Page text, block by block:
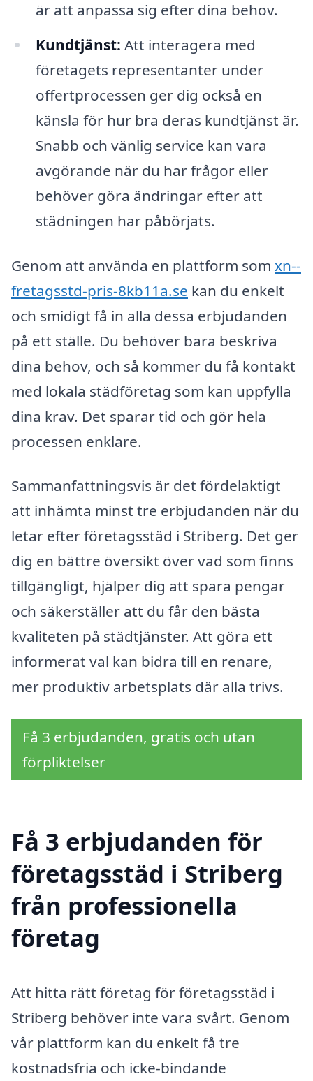
är att anpassa sig efter dina behov.
Kundtjänst: Att interagera med
företagets representanter under
offertprocessen ger dig också en
känsla för hur bra deras kundtjänst är.
Snabb och vänlig service kan vara
avgörande när du har frågor eller
behöver göra ändringar efter att
städningen har påbörjats.
Genom att använda en plattform som xn--
fretagsstd-pris-8kb11a.se kan du enkelt
och smidigt få in alla dessa erbjudanden
på ett ställe. Du behöver bara beskriva
dina behov, och så kommer du få kontakt
med lokala städföretag som kan uppfylla
dina krav. Det sparar tid och gör hela
processen enklare.
Sammanfattningsvis är det fördelaktigt
att inhämta minst tre erbjudanden när du
letar efter företagsstäd i Striberg. Det ger
dig en bättre översikt över vad som finns
tillgängligt, hjälper dig att spara pengar
och säkerställer att du får den bästa
kvaliteten på städtjänster. Att göra ett
informerat val kan bidra till en renare,
mer produktiv arbetsplats där alla trivs.
Få 3 erbjudanden, gratis och utan
förpliktelser
Få 3 erbjudanden för
företagsstäd i Striberg
från professionella
företag
Att hitta rätt företag för företagsstäd i
Striberg behöver inte vara svårt. Genom
vår plattform kan du enkelt få tre
kostnadsfria och icke-bindande